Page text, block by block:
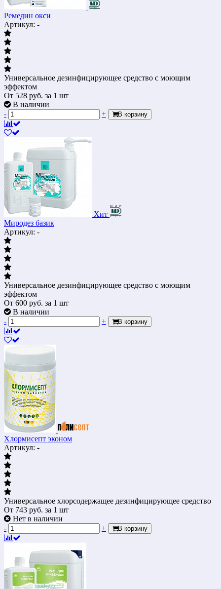
Ремедин окси
Артикул: -
Универсальное дезинфицирующее средство с моющим
эффектом
От 528 руб. за 1 шт
В наличии
-
+ В корзину
Хит
Миродез базик
Артикул: -
Универсальное дезинфицирующее средство с моющим
эффектом
От 600 руб. за 1 шт
В наличии
-
+ В корзину
Хлормисепт эконом
Артикул: -
Универсальное хлорсодержащее дезинфицирующее средство
От 743 руб. за 1 шт
Нет в наличии
-
+ В корзину